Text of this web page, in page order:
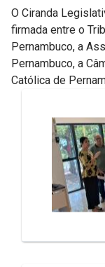
O Ciranda
firmada entre o
Pernambuco, a
Pernambuco, a
Católica de